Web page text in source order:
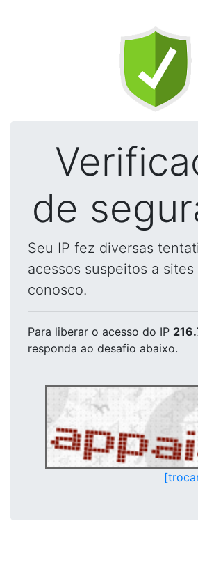
de
Seu IP fez diversas
acessos suspeitos a
conosco.
Para liberar o acesso do IP
responda ao desafio abaixo.